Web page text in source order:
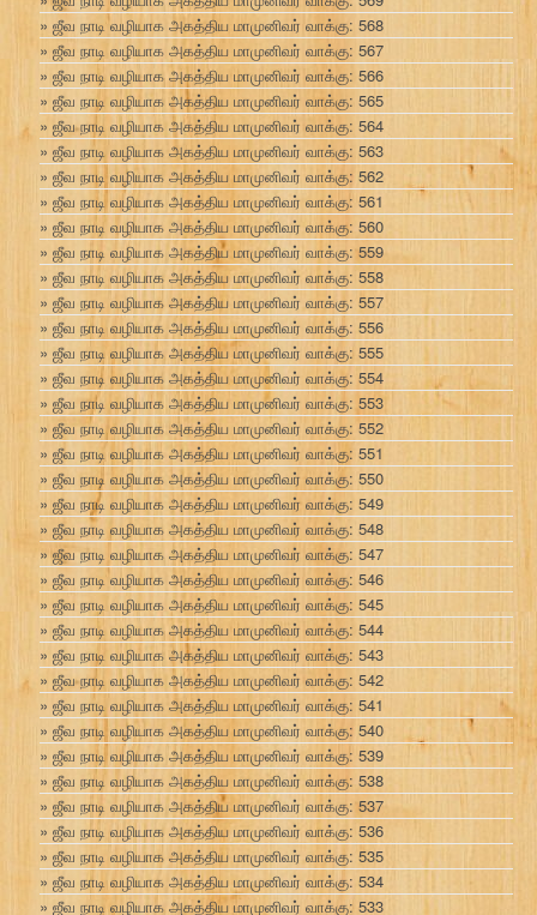
ஜீவ நாடி வழியாக அகத்திய மாமுனிவர் வாக்கு: 568
ஜீவ நாடி வழியாக அகத்திய மாமுனிவர் வாக்கு: 567
ஜீவ நாடி வழியாக அகத்திய மாமுனிவர் வாக்கு: 566
ஜீவ நாடி வழியாக அகத்திய மாமுனிவர் வாக்கு: 565
ஜீவ நாடி வழியாக அகத்திய மாமுனிவர் வாக்கு: 564
ஜீவ நாடி வழியாக அகத்திய மாமுனிவர் வாக்கு: 563
ஜீவ நாடி வழியாக அகத்திய மாமுனிவர் வாக்கு: 562
ஜீவ நாடி வழியாக அகத்திய மாமுனிவர் வாக்கு: 561
ஜீவ நாடி வழியாக அகத்திய மாமுனிவர் வாக்கு: 560
ஜீவ நாடி வழியாக அகத்திய மாமுனிவர் வாக்கு: 559
ஜீவ நாடி வழியாக அகத்திய மாமுனிவர் வாக்கு: 558
ஜீவ நாடி வழியாக அகத்திய மாமுனிவர் வாக்கு: 557
ஜீவ நாடி வழியாக அகத்திய மாமுனிவர் வாக்கு: 556
ஜீவ நாடி வழியாக அகத்திய மாமுனிவர் வாக்கு: 555
ஜீவ நாடி வழியாக அகத்திய மாமுனிவர் வாக்கு: 554
ஜீவ நாடி வழியாக அகத்திய மாமுனிவர் வாக்கு: 553
ஜீவ நாடி வழியாக அகத்திய மாமுனிவர் வாக்கு: 552
ஜீவ நாடி வழியாக அகத்திய மாமுனிவர் வாக்கு: 551
ஜீவ நாடி வழியாக அகத்திய மாமுனிவர் வாக்கு: 550
ஜீவ நாடி வழியாக அகத்திய மாமுனிவர் வாக்கு: 549
ஜீவ நாடி வழியாக அகத்திய மாமுனிவர் வாக்கு: 548
ஜீவ நாடி வழியாக அகத்திய மாமுனிவர் வாக்கு: 547
ஜீவ நாடி வழியாக அகத்திய மாமுனிவர் வாக்கு: 546
ஜீவ நாடி வழியாக அகத்திய மாமுனிவர் வாக்கு: 545
ஜீவ நாடி வழியாக அகத்திய மாமுனிவர் வாக்கு: 544
ஜீவ நாடி வழியாக அகத்திய மாமுனிவர் வாக்கு: 543
ஜீவ நாடி வழியாக அகத்திய மாமுனிவர் வாக்கு: 542
ஜீவ நாடி வழியாக அகத்திய மாமுனிவர் வாக்கு: 541
ஜீவ நாடி வழியாக அகத்திய மாமுனிவர் வாக்கு: 540
ஜீவ நாடி வழியாக அகத்திய மாமுனிவர் வாக்கு: 539
ஜீவ நாடி வழியாக அகத்திய மாமுனிவர் வாக்கு: 538
ஜீவ நாடி வழியாக அகத்திய மாமுனிவர் வாக்கு: 537
ஜீவ நாடி வழியாக அகத்திய மாமுனிவர் வாக்கு: 536
ஜீவ நாடி வழியாக அகத்திய மாமுனிவர் வாக்கு: 535
ஜீவ நாடி வழியாக அகத்திய மாமுனிவர் வாக்கு: 534
ஜீவ நாடி வழியாக அகத்திய மாமுனிவர் வாக்கு: 533